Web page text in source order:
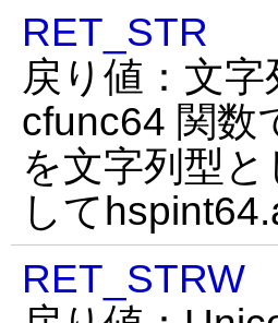
RET_STR
戻り値：文字
cfunc64 関数
を文字列型
して
RET_STRW